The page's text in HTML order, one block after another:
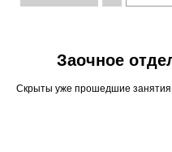
Заочное
Скрыты уже прошедшие